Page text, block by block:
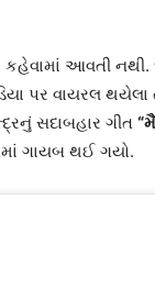
આવતી નથી.
પર વાયરલ
સદાબહાર ગીત
ગાયબ થઈ ગયો.